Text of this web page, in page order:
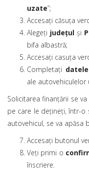
uzate”;
Accesați căsuța
Alegeți județul și
bifa albastră;
Accesați casuța
Completați
ale autovehiculelor
Solicitarea finanțării se
pe care le dețineți, într-o
autovehicul, se va apăsa
Accesați butonul
Veți primi o
înscriere.